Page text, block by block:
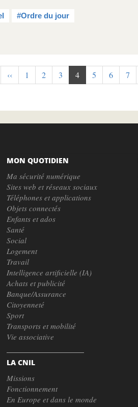
#Ordre du jour
Page
précédente
‹‹ Page
1 Page
2 Page
3
Page
courante
4 Page
5 Page
6 Page
7
MON QUOTIDIEN
Ma sécurité numérique
Sites web et réseaux sociaux
Téléphones et applications
Objets connectés
Enfants et ados
Santé
Social
Logement
Travail
Intelligence artificielle (IA)
Achats et publicité
Banque/Assurance
Citoyenneté
Sport
Transports et mobilité
Vie associative
LA CNIL
Missions
Fonctionnement
En Europe et dans le monde